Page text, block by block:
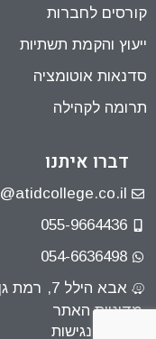
קורסים לחברות
ייעוץ והקמת תשתיות
סדנאות אוטומציה
תרומה לקהילה
דברו איתנו
055-9664436
054-6636498
אבא הילל 7, רמת גן
מדיניות האתר
הצהרת נגישות